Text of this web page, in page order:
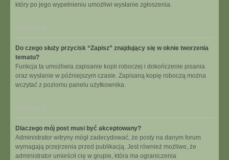
który po jego wypełnieniu umożliwi wysłanie zgłoszenia.
Na górę
Do czego służy przycisk “Zapisz” znajdujący się w oknie tworzenia
tematu?
Funkcja ta umożliwia zapisanie kopii roboczej i dokończenie pisania
oraz wysłanie w późniejszym czasie. Zapisaną kopię roboczą można
wczytać z poziomu panelu użytkownika.
Na górę
Dlaczego mój post musi być akceptowany?
Administrator witryny mógł zadecydować, że posty na danym forum
wymagają przejrzenia przed publikacją. Jest również możliwe, że
administrator umieścił cię w grupie, która ma ograniczenia